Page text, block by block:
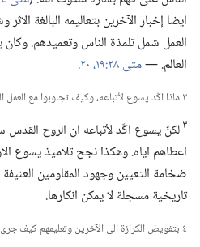
ايضا إخبار الآخرين بتعاليمه البالغة
العمل شمل تلمذة الناس وتعميدهم.‏
العالم.‏ —‏متى ٢٨:‏١٩،‏ ٢٠ ‏.‏
٣ ماذا اكّد يسوع لأتباعه،‏ وكيف تجاوبوا مع العمل المعطى لهم؟‏
٣لكنَّ يسوع اكَّد لأتباعه ان الروح
اعطاهم اياه.‏ وهكذا نجح تلاميذ يسوع
ضخامة التعيين وجهود المقاومين
تاريخية مسجلة لا يمكن انكارها.‏
٤ بتفويض الكرازة الى الآخرين وتعليمهم كيف جرى الاعراب عن محبة يهوه؟‏